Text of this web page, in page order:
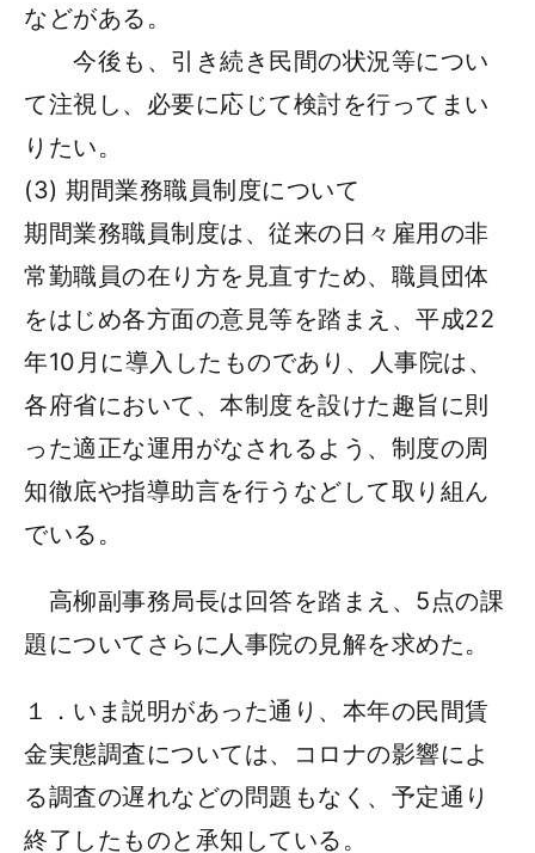
などがある。
今後も、引き続き民間の状況等につい
て注視し、必要に応じて検討を行ってまい
りたい。
(3) 期間業務職員制度について
期間業務職員制度は、従来の日々雇用の非
常勤職員の在り方を見直すため、職員団体
をはじめ各方面の意見等を踏まえ、平成22
年10月に導入したものであり、人事院は、
各府省において、本制度を設けた趣旨に則
った適正な運用がなされるよう、制度の周
知徹底や指導助言を行うなどして取り組ん
でいる。
高柳副事務局長は回答を踏まえ、5点の課
題についてさらに人事院の見解を求めた。
１．いま説明があった通り、本年の民間賃
金実態調査については、コロナの影響によ
る調査の遅れなどの問題もなく、予定通り
終了したものと承知している。